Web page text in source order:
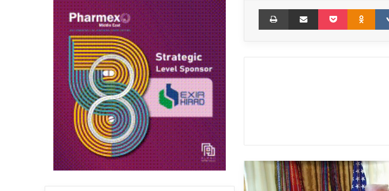
‫VKontakte
‫Odnoklassniki پاکت اشتراک گذاری از طریق ایمیل
دارویی های آمریکا هر کاری برای ارزان نکردن
دارو می کنند
شود